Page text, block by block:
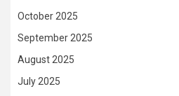
October 2025
September 2025
August 2025
July 2025